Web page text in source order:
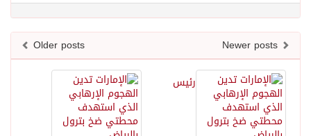
Older posts
رئيس